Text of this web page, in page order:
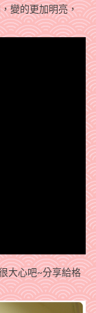
變的更加明亮，
大心吧~分享給格